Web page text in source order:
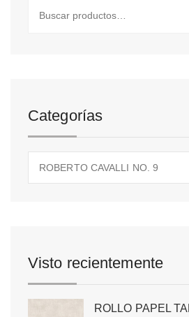
Categorías
ROBERTO CAVALLI NO. 9
Visto recientemente
ROLLO PAPEL